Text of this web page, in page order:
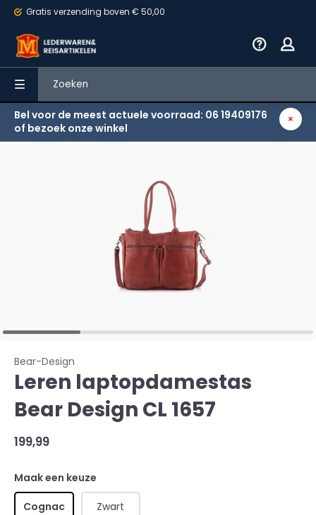
Gratis verzending boven € 50,00
Bel voor de meest actuele voorraad: 06 19409176
of bezoek onze winkel
Terug
Bear-Design
Leren laptopdamestas
Bear Design CL 1657
199,99
Maak een keuze
Cognac Zwart